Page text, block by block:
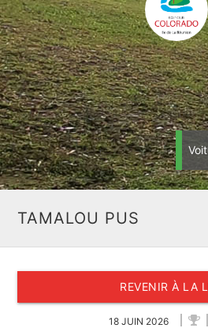
TAMALOU PUS
REVENIR À LA
18 JUIN 2026